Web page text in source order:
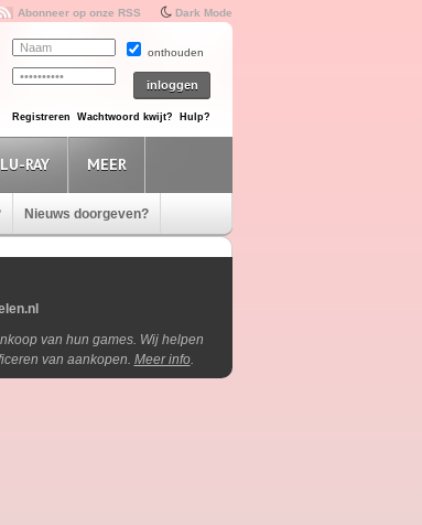
Abonneer op onze RSS Dark Mode
onthouden
Registreren Wachtwoord kwijt? Hulp?
RAY MEER
Nieuws doorgeven?
van hun games. Wij helpen
van aankopen. Meer info.